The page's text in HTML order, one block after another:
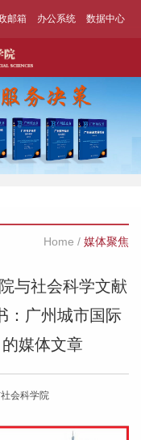
邮箱 办公系统 数据中心
Home / 媒体聚焦
与社会科学文献
：广州城市国际
媒体文章
会科学院